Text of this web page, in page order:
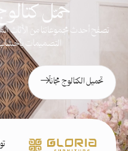
حمّل كتالوج
تصفح أحدث مجموعاتنا من الأثاث
التصميمات
تحميل الكتالوج مجاناً